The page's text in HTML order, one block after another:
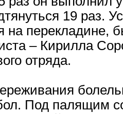
19 раз.
на перекладине,
– Кирилла
отряда.
Под палящим